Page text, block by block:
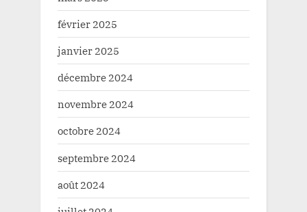
février 2025
janvier 2025
décembre 2024
novembre 2024
octobre 2024
septembre 2024
août 2024